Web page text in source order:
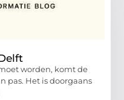
worden, komt de
pas. Het is doorgaans